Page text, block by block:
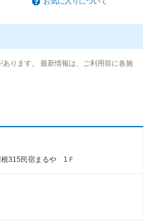
ります。 最新情報は、ご利用前に各施
根315民宿まるや 1Ｆ